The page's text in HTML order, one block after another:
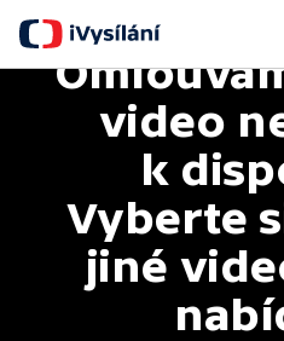
video
k
Vyberte
jiné